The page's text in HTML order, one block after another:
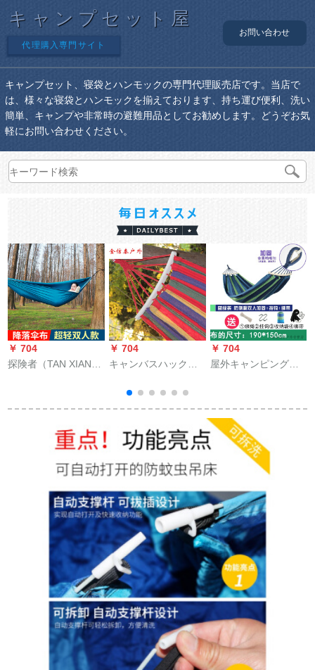
キャンプセット屋
代理購入専門サイト
お問い合わせ
キャンプセット、寝袋とハンモックの専門代理販売店です。当店で
は、様々な寝袋とハンモックを揃えております、持ち運び便利、洗い
簡単、キャンプや非常時の避難用品としてお勧めします。どうぞお気
軽にお問い合わせください。
￥ 704
探険者（TAN XIAN
布寮ブランコ大人登
￥ 704
キャンバスハックリ
ブランコ木ベッドア
ウトドアカジュアル
【ブルーハンモ+縄張
￥ 704
屋外キャンピングキ
ンコ網状樹床防側宙
返りハックダブルツ
リー上ハック防側宙
返りブルーグリーン
ペア補強+フック+ゲ